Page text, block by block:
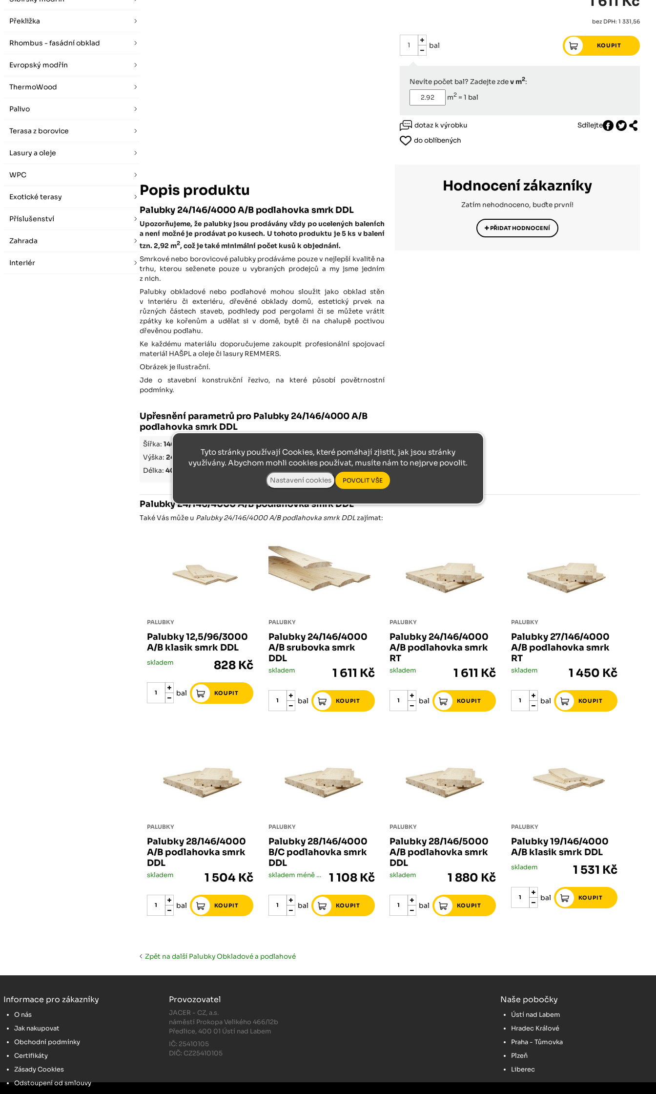
bez DPH: 1 331,56
bal
Nevíte počet bal? Zadejte zdev m2:
m2= 1 bal
dotaz k výrobku
Sdílejte
do oblíbených
Popis produktu
Palubky 24/146/4000 A/B podlahovka smrk DDL
Upozorňujeme, že palubky jsou prodávány vždy po ucelených baleních
a není možné je prodávat po kusech. U tohoto produktu je 5 ks v balení
tzn. 2,92 m2, což je také minimální počet kusů k objednání.
Smrkové nebo borovicové palubky prodáváme pouze v nejlepší kvalitě na
trhu, kterou seženete pouze u vybraných prodejců a my jsme jedním
z nich.
Palubky obkladové nebo podlahové mohou sloužit jako obklad stěn
v interiéru či exteriéru, dřevěné obklady domů, estetický prvek na
různých částech staveb, podhledy pod pergolami či se můžete vrátit
zpátky ke kořenům a udělat si v domě, bytě či na chalupě poctivou
dřevěnou podlahu.
Ke každému materiálu doporučujeme zakoupit profesionální spojovací
materiál HAŠPL a oleje či lasury REMMERS.
Obrázek je ilustrační.
Jde o stavební konstrukční řezivo, na které působí povětrnostní
podmínky.
Upřesnění parametrů pro Palubky 24/146/4000 A/B
podlahovka smrk DDL
Šířka:146 mm
Výška:24 mm
Délka:4000 mm
Hodnocení zákazníky
Zatím nehodnoceno, buďte první!
PŘIDAT HODNOCENÍ
Palubky 24/146/4000 A/B podlahovka smrk DDL
Také Vás může u Palubky 24/146/4000 A/B podlahovka smrk DDLzajímat:
PALUBKY
Palubky 12,5/96/3000
A/B klasik smrk DDL
skladem 828 Kč
bal
PALUBKY
Palubky 24/146/4000
A/B srubovka smrk
DDL
skladem 1 611 Kč
bal
PALUBKY
Palubky 24/146/4000
A/B podlahovka smrk
RT
skladem 1 611 Kč
bal
PALUBKY
Palubky 27/146/4000
A/B podlahovka smrk
RT
skladem 1 450 Kč
bal
PALUBKY
Palubky 28/146/4000
A/B podlahovka smrk
DDL
skladem 1 504 Kč
bal
PALUBKY
Palubky 28/146/4000
B/C podlahovka smrk
DDL
skladem méně než 5 bal 1 108 Kč
bal
PALUBKY
Palubky 28/146/5000
A/B podlahovka smrk
DDL
skladem 1 880 Kč
bal
PALUBKY
Palubky 19/146/4000
A/B klasik smrk DDL
skladem 1 531 Kč
bal
Zpět na další Palubky Obkladové a podlahové
Překližka
Rhombus - fasádní obklad
Evropský modřín
ThermoWood
Palivo
Terasa z borovice
Lasury a oleje
WPC
Exotické terasy
Příslušenství
Zahrada
Interiér
Po-Pá 07:00 - 16:00, So 08:00 - 12:00 (ne Liberec)
Po-Pá 08:00 - 16:00, So 08:00 - 12:00 (ne Liberec)
Informace pro zákazníky
O nás
Jak nakupovat
Obchodní podmínky
Certifikáty
Zásady Cookies
Odstoupení od smlouvy
Provozovatel
JACER - CZ, a.s.
náměstí Prokopa Velikého 466/12b
Předlice, 400 01 Ústí nad Labem
IČ: 25410105
DIČ: CZ25410105
Naše pobočky
Ústí nad Labem
Hradec Králové
Praha - Tůmovka
Plzeň
Liberec
Tyto stránky používají Cookies, které pomáhají zjistit, jak jsou stránky
využívány. Abychom mohli cookies používat, musíte nám to nejprve povolit.